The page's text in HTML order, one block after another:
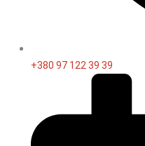
+380 97 122 39 39